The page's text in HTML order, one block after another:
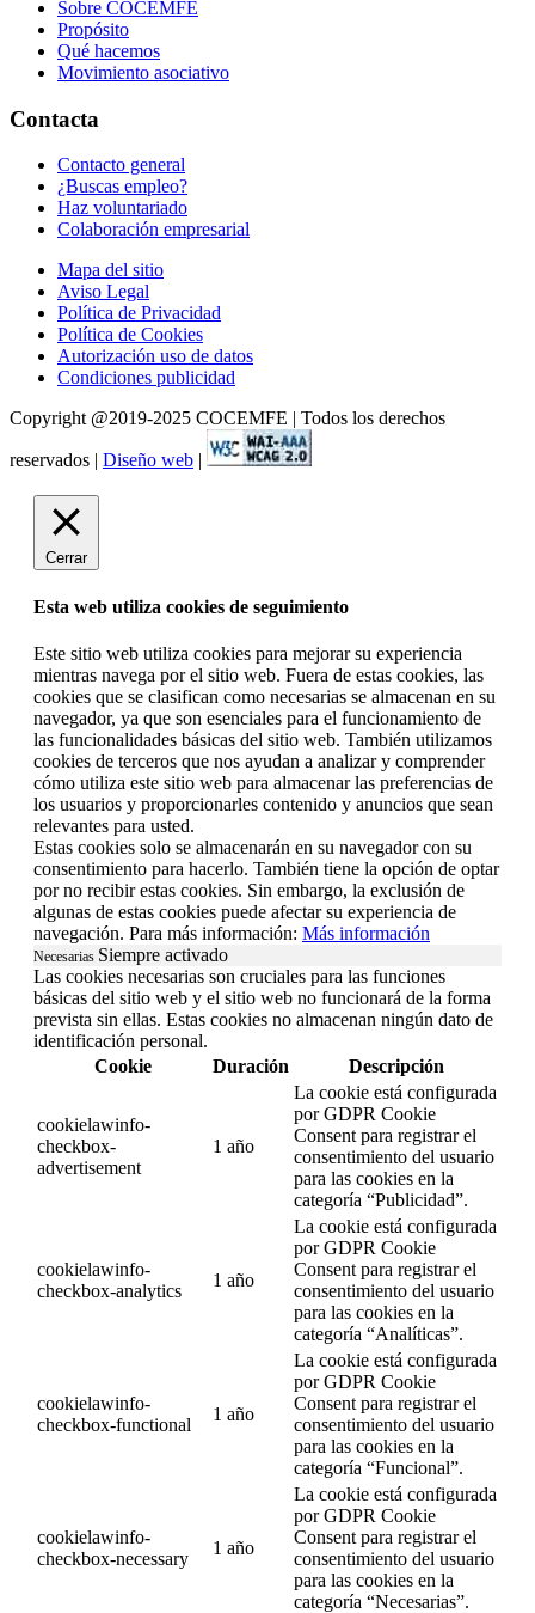
Sobre COCEMFE
Propósito
Qué hacemos
Movimiento asociativo
Contacta
Contacto general
¿Buscas empleo?
Haz voluntariado
Colaboración empresarial
Mapa del sitio
Aviso Legal
Política de Privacidad
Política de Cookies
Autorización uso de datos
Condiciones publicidad
Copyright @2019-2025 COCEMFE | Todos los derechos
reservados | Diseño web |
Cerrar
Esta web utiliza cookies de seguimiento
Este sitio web utiliza cookies para mejorar su experiencia
mientras navega por el sitio web. Fuera de estas cookies, las
cookies que se clasifican como necesarias se almacenan en su
navegador, ya que son esenciales para el funcionamiento de
las funcionalidades básicas del sitio web. También utilizamos
cookies de terceros que nos ayudan a analizar y comprender
cómo utiliza este sitio web para almacenar las preferencias de
los usuarios y proporcionarles contenido y anuncios que sean
relevantes para usted.
Estas cookies solo se almacenarán en su navegador con su
consentimiento para hacerlo. También tiene la opción de optar
por no recibir estas cookies. Sin embargo, la exclusión de
algunas de estas cookies puede afectar su experiencia de
navegación. Para más información: Más información
Necesarias Siempre activado
Las cookies necesarias son cruciales para las funciones
básicas del sitio web y el sitio web no funcionará de la forma
prevista sin ellas. Estas cookies no almacenan ningún dato de
identificación personal.
Cookie
Duración Descripción
cookielawinfo-
checkbox-
advertisement
1 año
La cookie está configurada
por GDPR Cookie
Consent para registrar el
consentimiento del usuario
para las cookies en la
categoría “Publicidad”.
cookielawinfo-
checkbox-analytics
1 año
La cookie está configurada
por GDPR Cookie
Consent para registrar el
consentimiento del usuario
para las cookies en la
categoría “Analíticas”.
cookielawinfo-
checkbox-functional
1 año
La cookie está configurada
por GDPR Cookie
Consent para registrar el
consentimiento del usuario
para las cookies en la
categoría “Funcional”.
cookielawinfo-
checkbox-necessary
1 año
La cookie está configurada
por GDPR Cookie
Consent para registrar el
consentimiento del usuario
para las cookies en la
categoría “Necesarias”.